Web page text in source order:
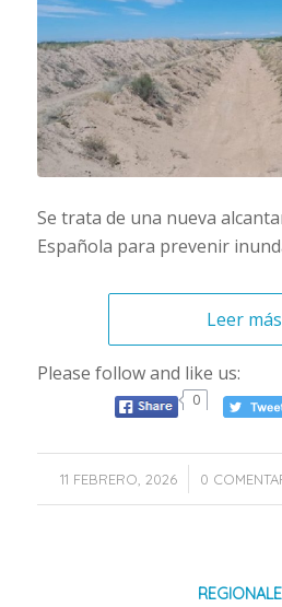
Se trata de una nueva
Española para prevenir
Leer más
Please follow and like us:
0
11 FEBRERO, 2026
/ 0 /